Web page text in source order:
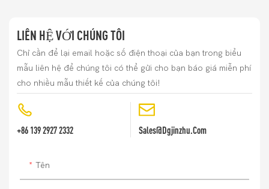
LIÊN HỆ VỚI CHÚNG TÔI
Chỉ cần để lại email hoặc số điện thoại của bạn trong biểu
mẫu liên hệ để chúng tôi có thể gửi cho bạn báo giá miễn phí
cho nhiều mẫu thiết kế của chúng tôi!
+86 139 2927 2332 Sales@dgjinzhu.com
Tên